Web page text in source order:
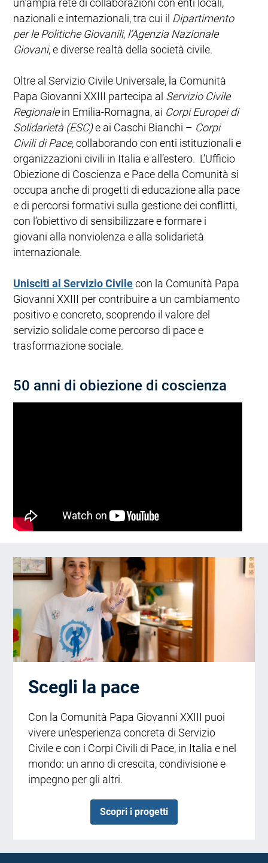
nazionali e internazionali, tra cui il Dipartimento
per le Politiche Giovanili, l’Agenzia Nazionale
Giovani, e diverse realtà della società civile.
Oltre al Servizio Civile Universale, la Comunità
Papa Giovanni XXIII partecipa al Servizio Civile
Regionalein Emilia-Romagna, ai Corpi Europei di
Solidarietà (ESC)e ai Caschi Bianchi – Corpi
Civili di Pace, collaborando con enti istituzionali e
organizzazioni civili in Italia e all’estero. L’Ufficio
Obiezione di Coscienza e Pace della Comunità si
occupa anche di progetti di educazione alla pace
e di percorsi formativi sulla gestione dei conflitti,
con l’obiettivo di sensibilizzare e formare i
giovani alla nonviolenza e alla solidarietà
internazionale.
Unisciti al Servizio Civilecon la Comunità Papa
Giovanni XXIII per contribuire a un cambiamento
positivo e concreto, scoprendo il valore del
servizio solidale come percorso di pace e
trasformazione sociale.
50 anni di obiezione di coscienza
Scegli la pace
Con la Comunità Papa Giovanni XXIII puoi
vivere un’esperienza concreta di Servizio
Civile e con i Corpi Civili di Pace, in Italia e nel
mondo: un anno di crescita, condivisione e
impegno per gli altri.
Scopri i progetti